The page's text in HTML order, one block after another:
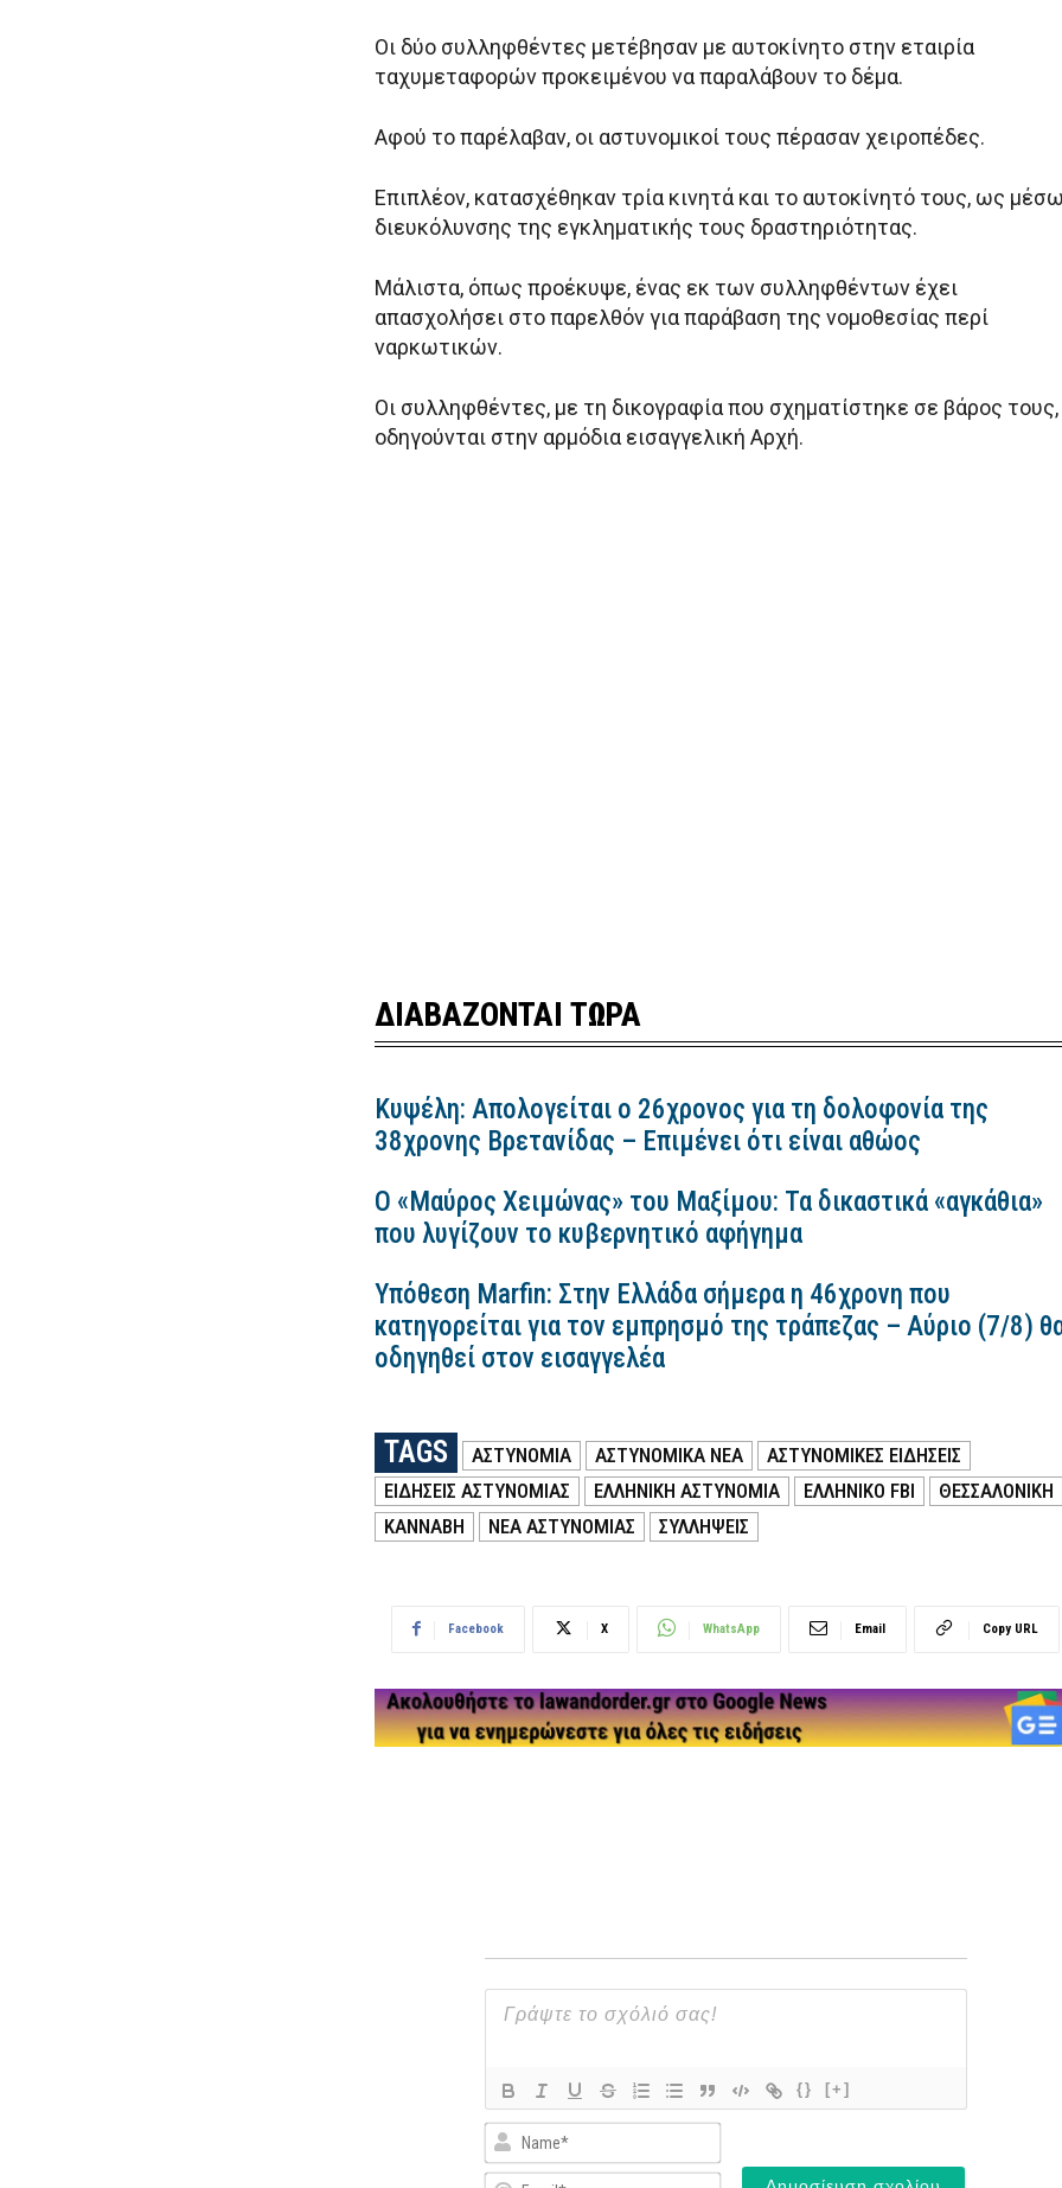
Οι δύο συλληφθέντες μετέβησαν με αυτοκίνητο στην εταιρία
ταχυμεταφορών προκειμένου να παραλάβουν το δέμα.
Αφού το παρέλαβαν, οι αστυνομικοί τους πέρασαν χειροπέδες.
Επιπλέον, κατασχέθηκαν τρία κινητά και το αυτοκίνητό τους, ως μέσω
διευκόλυνσης της εγκληματικής τους δραστηριότητας.
Μάλιστα, όπως προέκυψε, ένας εκ των συλληφθέντων έχει
απασχολήσει στο παρελθόν για παράβαση της νομοθεσίας περί
ναρκωτικών.
Οι συλληφθέντες, με τη δικογραφία που σχηματίστηκε σε βάρος τους,
οδηγούνται στην αρμόδια εισαγγελική Αρχή.
ΔΙΑΒΑΖΟΝΤΑΙ ΤΩΡΑ
Κυψέλη: Απολογείται ο 26χρονος για τη δολοφονία της
38χρονης Βρετανίδας – Επιμένει ότι είναι αθώος
Ο «Μαύρος Χειμώνας» του Μαξίμου: Τα δικαστικά «αγκάθια»
που λυγίζουν το κυβερνητικό αφήγημα
Υπόθεση Marfin: Στην Ελλάδα σήμερα η 46χρονη που
κατηγορείται για τον εμπρησμό της τράπεζας – Αύριο (7/8)
οδηγηθεί στον εισαγγελέα
TAGS ΑΣΤΥΝΟΜΙΑ ΑΣΤΥΝΟΜΙΚΑ ΝΕΑ
ΑΣΤΥΝΟΜΙΚΕΣ ΕΙΔΗΣΕΙΣ
ΕΙΔΗΣΕΙΣ ΑΣΤΥΝΟΜΙΑΣ
ΕΛΛΗΝΙΚΗ ΑΣΤΥΝΟΜΙΑ ΕΛΛΗΝΙΚΟ FBI
ΘΕΣΣΑΛΟΝΙΚΗ
ΚΑΝΝΑΒΗ
ΝΕΑ ΑΣΤΥΝΟΜΙΑΣ ΣΥΛΛΗΨΕΙΣ
Facebook X WhatsApp Email Copy URL
{} [+]
Name*
Email*